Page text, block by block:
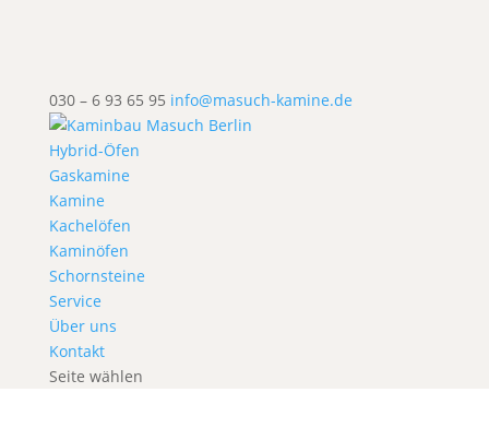
030 – 6 93 65 95 info@masuch-kamine.de
Hybrid-Öfen
Gaskamine
Kamine
Kachelöfen
Kaminöfen
Schornsteine
Service
Über uns
Kontakt
Seite wählen